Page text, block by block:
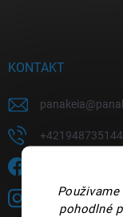
pohodlné
KONTAKT
panakeia@
+421948735144
panakeia.sk